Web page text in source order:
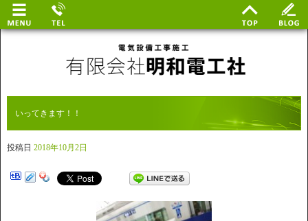
いってきます！！
投稿日 2018年10月2日